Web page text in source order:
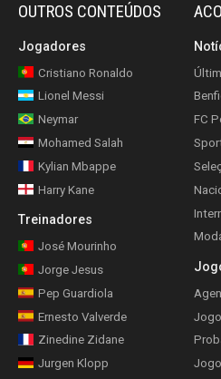
OUTROS CONTEÚDOS
Jogadores
Cristiano Ronaldo
Lionel Messi
Neymar
Mohamed Salah
Kylian Mbappe
Harry Kane
Treinadores
José Mourinho
Jorge Jesus
Pep Guardiola
Ernesto Valverde
Zinedine Zidane
Jurgen Klopp
FC